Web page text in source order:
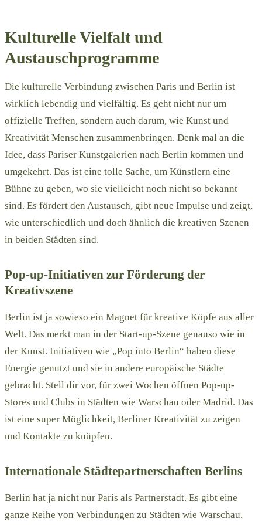
Kulturelle Vielfalt und
Austauschprogramme
Die kulturelle Verbindung zwischen Paris und Berlin ist
wirklich lebendig und vielfältig. Es geht nicht nur um
offizielle Treffen, sondern auch darum, wie Kunst und
Kreativität Menschen zusammenbringen. Denk mal an die
Idee, dass Pariser Kunstgalerien nach Berlin kommen und
umgekehrt. Das ist eine tolle Sache, um Künstlern eine
Bühne zu geben, wo sie vielleicht noch nicht so bekannt
sind. Es fördert den Austausch, gibt neue Impulse und zeigt,
wie unterschiedlich und doch ähnlich die kreativen Szenen
in beiden Städten sind.
Pop-up-Initiativen zur Förderung der
Kreativszene
Berlin ist ja sowieso ein Magnet für kreative Köpfe aus aller
Welt. Das merkt man in der Start-up-Szene genauso wie in
der Kunst. Initiativen wie „Pop into Berlin“ haben diese
Energie genutzt und sie in andere europäische Städte
gebracht. Stell dir vor, für zwei Wochen öffnen Pop-up-
Stores und Clubs in Städten wie Warschau oder Madrid. Das
ist eine super Möglichkeit, Berliner Kreativität zu zeigen
und Kontakte zu knüpfen.
Internationale Städtepartnerschaften Berlins
Berlin hat ja nicht nur Paris als Partnerstadt. Es gibt eine
ganze Reihe von Verbindungen zu Städten wie Warschau,